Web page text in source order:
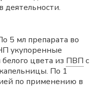
деятельности.
5 мл препарата во
укупоренные
цвета из ПВП с
По 1
по применению в